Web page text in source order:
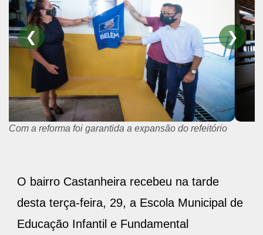
❮ ❯
Com a reforma foi garantida a expansão do refeitório
O bairro Castanheira recebeu na tarde
desta terça-feira, 29, a Escola Municipal de
Educação Infantil e Fundamental